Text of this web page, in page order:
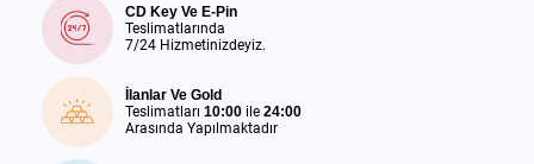
CD Key Ve E-Pin
Teslimatlarında
7/24 Hizmetinizdeyiz.
İlanlar Ve Gold
Teslimatları 10:00 ile 24:00
Arasında Yapılmaktadır